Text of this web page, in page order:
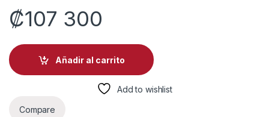
₡107 300
Añadir al carrito
Add to wishlist
Compare